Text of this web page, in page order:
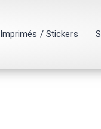
Imprimés / Stickers